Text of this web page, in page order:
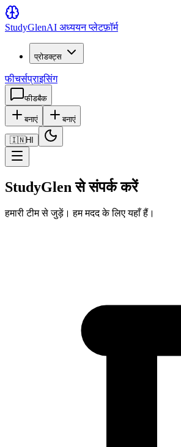
StudyGlenAI अध्ययन प्लेटफ़ॉर्म
प्रोडक्ट्स
फीचर्सप्राइसिंग
फीडबैक
बनाएं बनाएं
🇮🇳HI
StudyGlen से संपर्क करें
हमारी टीम से जुड़ें। हम मदद के लिए यहाँ हैं।